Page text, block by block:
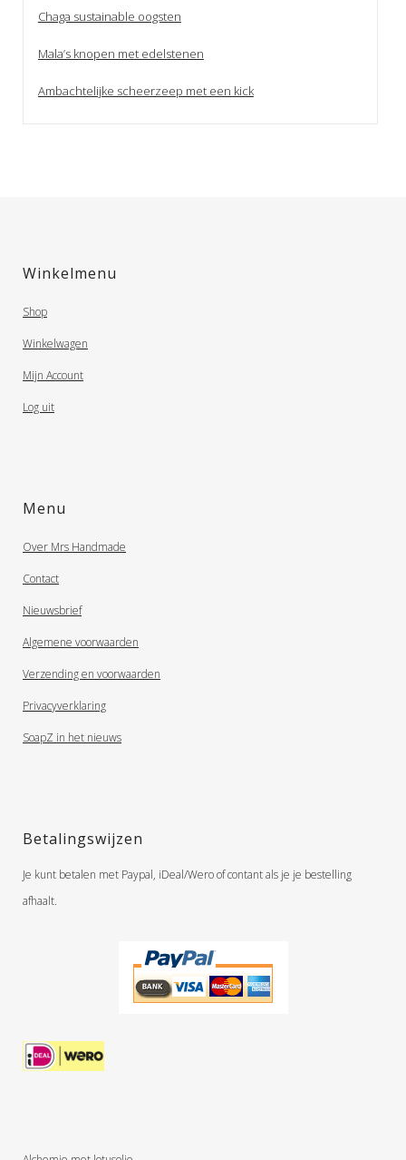
Chaga sustainable oogsten
Mala’s knopen met edelstenen
Ambachtelijke scheerzeep met een kick
Winkelmenu
Shop
Winkelwagen
Mijn Account
Log uit
Menu
Over Mrs Handmade
Contact
Nieuwsbrief
Algemene voorwaarden
Verzending en voorwaarden
Privacyverklaring
SoapZ in het nieuws
Betalingswijzen
Je kunt betalen met Paypal, iDeal/Wero of contant als je je bestelling
afhaalt.